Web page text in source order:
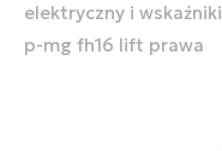
elektryczny i wskaźniki
p-mg fh16 lift prawa